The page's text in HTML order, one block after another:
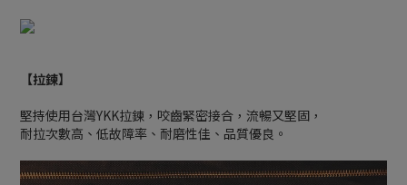
【拉鍊】
堅持使用台灣YKK拉鍊，咬齒緊密接合，流暢又堅固，
耐拉次數高、低故障率、耐磨性佳、品質優良。